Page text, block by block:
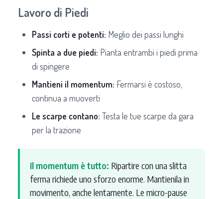
Lavoro di Piedi
Passi corti e potenti: Meglio dei passi lunghi
Spinta a due piedi: Pianta entrambi i piedi prima
di spingere
Mantieni il momentum: Fermarsi è costoso,
continua a muoverti
Le scarpe contano: Testa le tue scarpe da gara
per la trazione
Il momentum è tutto: Ripartire con una slitta
ferma richiede uno sforzo enorme. Mantienila in
movimento, anche lentamente. Le micro-pause